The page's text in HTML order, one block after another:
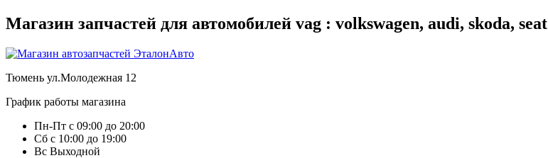
Магазин запчастей для автомобилей vag : volkswagen, audi, skoda, seat
Тюмень ул.Молодежная 12
График работы магазина
Пн-Пт с 09:00 до 20:00
Сб с 10:00 до 19:00
Вс Выходной